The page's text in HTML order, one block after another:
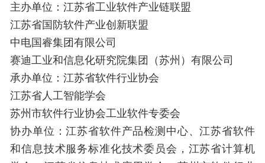
主办单位：江苏省工业软件产业链联盟
江苏省国防软件产业创新联盟
中电国睿集团有限公司
赛迪工业和信息化研究院集团（苏州）有限公司
承办单位：江苏省软件行业协会
江苏省人工智能学会
苏州市软件行业协会工业软件专委会
协办单位：江苏省软件产品检测中心、江苏省软件
和信息技术服务标准化技术委员会，江苏省计算机